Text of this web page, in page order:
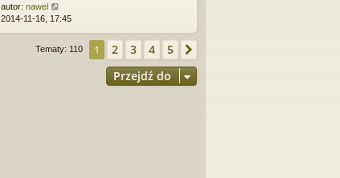
autor: nawel
2014-11-16, 17:45
Tematy: 110 1 2 3 4 5
Przejdź do